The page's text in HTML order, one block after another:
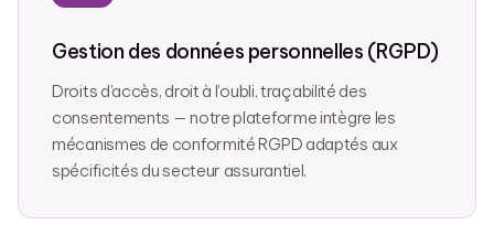
Gestion des données personnelles (RGPD)
Droits d’accès, droit à l’oubli, traçabilité des
consentements — notre plateforme intègre les
mécanismes de conformité RGPD adaptés aux
spécificités du secteur assurantiel.